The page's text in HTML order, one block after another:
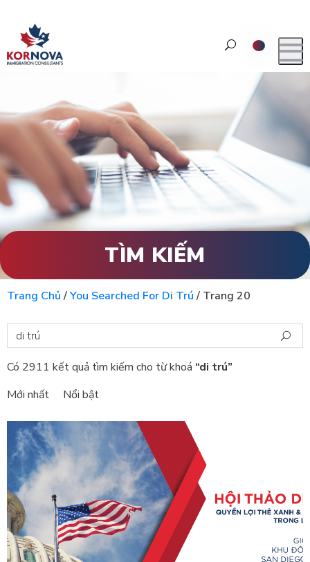
TÌM KIẾM
Trang Chủ/You Searched For Di Trú/ Trang 20
Có 2911 kết quả tìm kiếm cho từ khoá “di trú”
Mới nhất
Nổi bật